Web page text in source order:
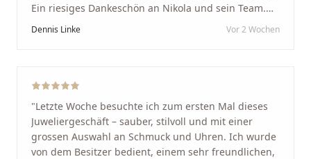
Ein riesiges Dankeschön an Nikola und sein Team.
Vom ersten Termin an wurden wir jedes Mal
Arbeit und seine Kunden wirklich am Herzen liegen.
Service und echte Herzlichkeit schätzt, ist hier genau
richtig."
Dennis Linke Vor 2 Wochen
"Letzte Woche besuchte ich zum ersten Mal dieses
Juweliergeschäft – sauber, stilvoll und mit einer
grossen Auswahl an Schmuck und Uhren. Ich wurde
von dem Besitzer bedient, einem sehr freundlichen,